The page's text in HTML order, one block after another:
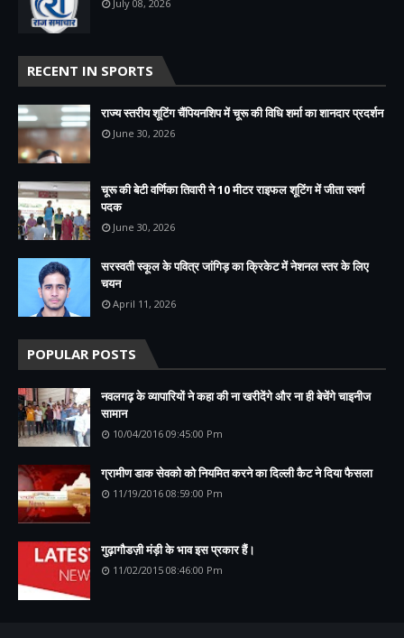
July 08, 2026
RECENT IN SPORTS
राज्य स्तरीय शूटिंग चैंपियनशिप में चूरू की विधि शर्मा का शानदार प्रदर्शन
June 30, 2026
चूरू की बेटी वर्णिका तिवारी ने 10 मीटर राइफल शूटिंग में जीता स्वर्ण
पदक
June 30, 2026
सरस्वती स्कूल के पवित्र जांगिड़ का क्रिकेट में नेशनल स्तर के लिए
चयन
April 11, 2026
POPULAR POSTS
नवलगढ़ के व्यापारियों ने कहा की ना खरीदेंगे और ना ही बेचेंगे चाइनीज
सामान
10/04/2016 09:45:00 Pm
ग्रामीण डाक सेवको को नियमित करने का दिल्ली कैट ने दिया फैसला
11/19/2016 08:59:00 Pm
गुढ़ागौडज़ी मंड़ी के भाव इस प्रकार हैं।
11/02/2015 08:46:00 Pm